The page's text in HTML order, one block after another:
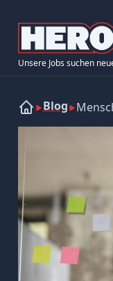
Unsere Jobs suchen
Blog